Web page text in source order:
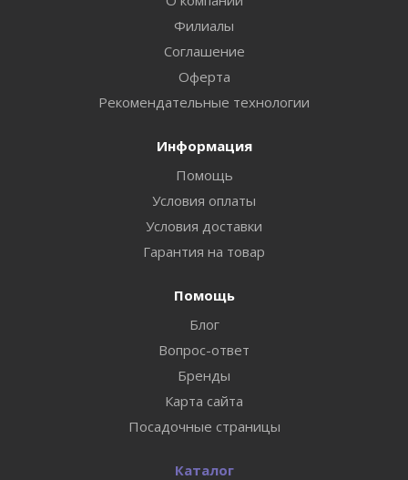
Филиалы
Соглашение
Оферта
Рекомендательные технологии
Информация
Помощь
Условия оплаты
Условия доставки
Гарантия на товар
Помощь
Блог
Вопрос-ответ
Бренды
Карта сайта
Посадочные страницы
Каталог